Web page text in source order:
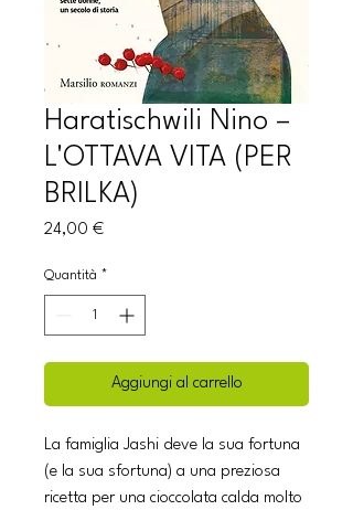
Haratischwili Nino –
L'OTTAVA VITA (PER
BRILKA)
24,00 €Prezzo
Quantità *
Aggiungi al carrello
La famiglia Jashi deve la sua fortuna
(e la sua sfortuna) a una preziosa
ricetta per una cioccolata calda molto